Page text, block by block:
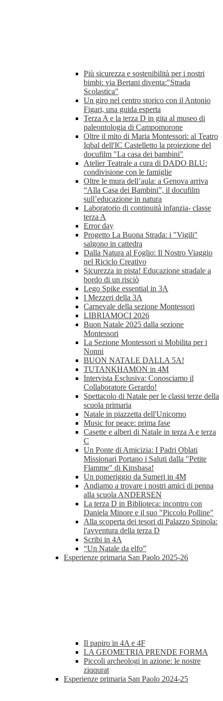
Più sicurezza e sostenibilità per i nostri
bimbi: via Bertani diventa:"Strada
Scolastica"
Un giro nel centro storico con il Antonio
Figari, una guida esperta
Terza A e la terza D in gita al museo di
paleontologia di Campomorone
Oltre il mito di Maria Montessori: al Teatro
Iqbal dell'IC Castelletto la proiezione del
docufilm "La casa dei bambini"
Atelier Teatrale a cura di DADO BLU:
condivisione con le famiglie
Oltre le mura dell’aula: a Genova arriva
“Alla Casa dei Bambini”, il docufilm
sull’educazione in natura
Laboratorio di continuità infanzia- classe
terza A
Error day
Progetto La Buona Strada: i "Vigili"
salgono in cattedra
Dalla Natura al Foglio: Il Nostro Viaggio
nel Riciclo Creativo
Sicurezza in pista! Educazione stradale a
bordo di un risciò
Lego Spike essential in 3A
I Mezzeri della 3A
Carnevale della sezione Montessori
LIBRIAMOCI 2026
Buon Natale 2025 dalla sezione
Montessori
La Sezione Montessori si Mobilita per i
Nonni
BUON NATALE DALLA 5A!
TUTANKHAMON in 4M
Intervista Esclusiva: Conosciamo il
Collaboratore Gerardo!
Spettacolo di Natale per le classi terze della
scuola primaria
Natale in piazzetta dell'Unicorno
Music for peace: prima fase
Casette e alberi di Natale in terza A e terza
C
Un Ponte di Amicizia: I Padri Oblati
Missionari Portano i Saluti dalla "Petite
Flamme" di Kinshasa!
Un pomeriggio da Sumeri in 4M
Andiamo a trovare i nostri amici di penna
alla scuola ANDERSEN
La terza D in Biblioteca: incontro con
Daniela Minore e il suo "Piccolo Polline"
Alla scoperta dei tesori di Palazzo Spinola:
l'avventura della terza D
Scribi in 4A
“Un Natale da elfo”
Esperienze primaria San Paolo 2025-26
Il papiro in 4A e 4F
LA GEOMETRIA PRENDE FORMA
Piccoli archeologi in azione: le nostre
ziqqurat
Esperienze primaria San Paolo 2024-25